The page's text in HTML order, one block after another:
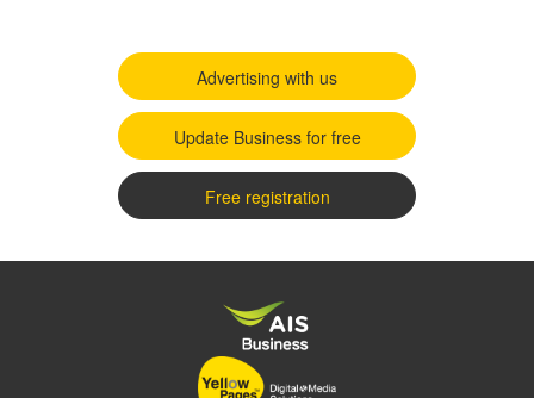
Advertising with us
Update Business for free
Free registration